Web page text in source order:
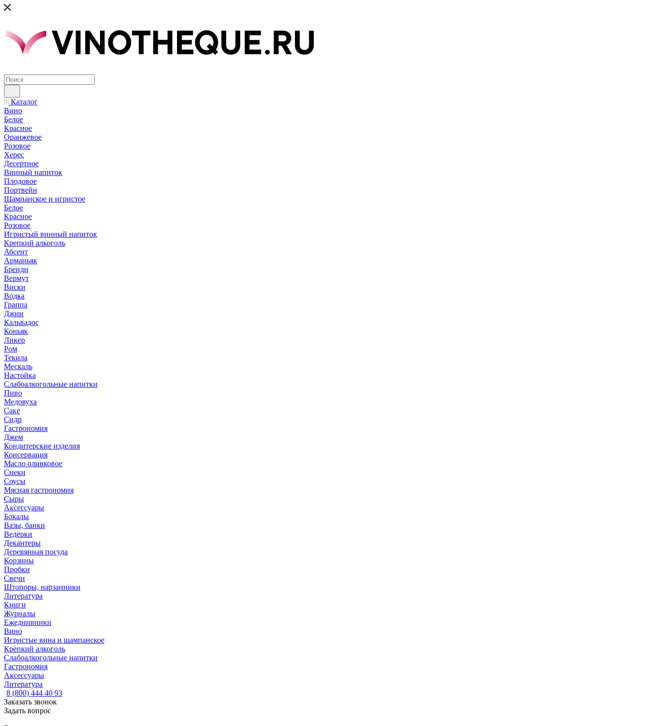
Каталог
Вино
Белое
Красное
Оранжевое
Розовое
Херес
Десертное
Винный напиток
Плодовое
Портвейн
Шампанское и игристое
Белое
Красное
Розовое
Игристый винный напиток
Крепкий алкоголь
Абсент
Арманьяк
Бренди
Вермут
Виски
Водка
Граппа
Джин
Кальвадос
Коньяк
Ликер
Ром
Текила
Мескаль
Настойка
Слабоалкогольные напитки
Пиво
Медовуха
Саке
Сидр
Гастрономия
Джем
Кондитерские изделия
Консервация
Масло оливковое
Снеки
Соусы
Мясная гастрономия
Сыры
Аксессуары
Бокалы
Вазы, банки
Ведёрки
Декантеры
Деревянная посуда
Корзины
Пробки
Свечи
Штопоры, нарзанники
Литература
Книги
Журналы
Ежеднивники
Вино
Игристые вина и шампанское
Крепкий алкоголь
Слабоалкогольные напитки
Гастрономия
Аксессуары
Литература
8 (800) 444 40 93
Заказать звонок
Задать вопрос